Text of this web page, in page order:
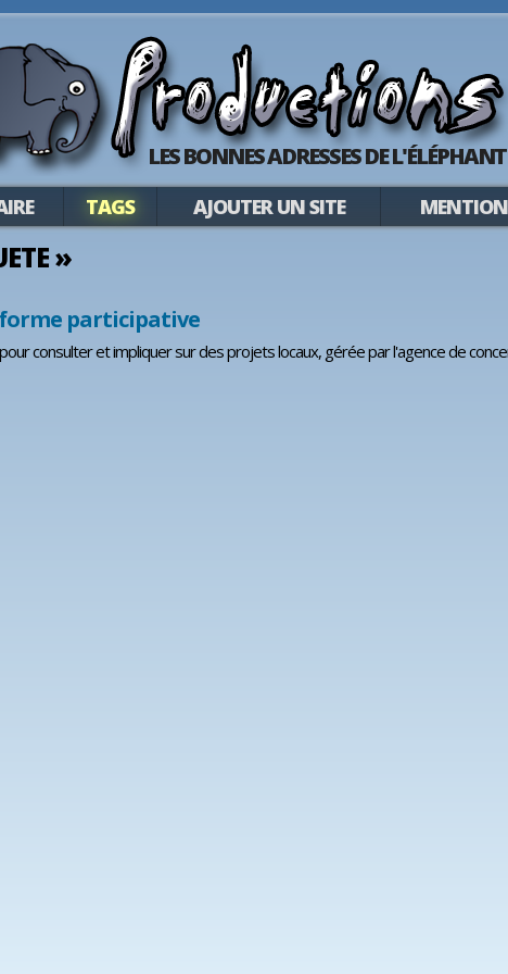
LES BONNES ADRESSES DE L'ÉLÉPHANT
TAGS AJOUTER UN SITE
»
participative
consulter et impliquer sur des projets locaux, gérée par l'agence de